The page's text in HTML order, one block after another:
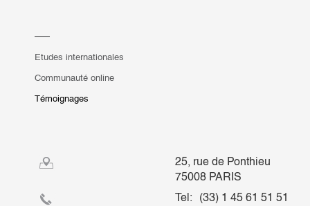
Etudes internationales
Communauté online
Témoignages
25, rue de Ponthieu
75008 PARIS
Tel:
(33) 1 45 61 51 51